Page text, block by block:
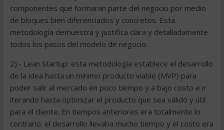
componentes que formaran parte del negocio por medio
de bloques bien diferenciados y concretos. Esta
metodología demuestra y justifica clara y detalladamente
todos los pasos del modelo de negocio.
2).- Lean Startup: esta metodología establece el desarrollo
de la idea hasta un mínimo producto viable (MVP) para
poder salir al mercado en poco tiempo y a bajo costo e ir
iterando hasta optimizar el producto que sea válido y útil
para el cliente. En tiempos anteriores era totalmente lo
contrario: el desarrollo llevaba mucho tiempo y el costo era